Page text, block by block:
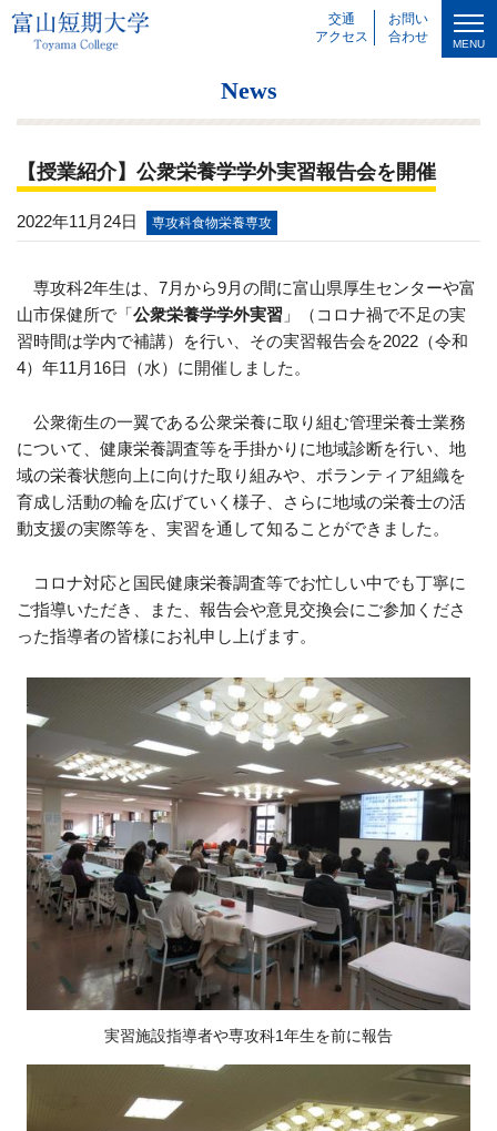
交通
アクセス
お問い
合わせ
MENU
News
【授業紹介】公衆栄養学学外実習報告会を開催
2022年11月24日 専攻科食物栄養専攻
専攻科2年生は、7月から9月の間に富山県厚生センターや富
山市保健所で「公衆栄養学学外実習 」（コロナ禍で不足の実
習時間は学内で補講）を行い、その実習報告会を2022（令和
4）年11月16日（水）に開催しました。
公衆衛生の一翼である公衆栄養に取り組む管理栄養士業務
について、健康栄養調査等を手掛かりに地域診断を行い、地
域の栄養状態向上に向けた取り組みや、ボランティア組織を
育成し活動の輪を広げていく様子、さらに地域の栄養士の活
動支援の実際等を、実習を通して知ることができました。
コロナ対応と国民健康栄養調査等でお忙しい中でも丁寧に
ご指導いただき、また、報告会や意見交換会にご参加くださ
った指導者の皆様にお礼申し上げます。
実習施設指導者や専攻科1年生を前に報告